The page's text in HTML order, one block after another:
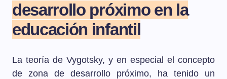
desarrollo próximo en la
educación infantil
La teoría de Vygotsky, y en especial el concepto
de zona de desarrollo próximo, ha tenido un